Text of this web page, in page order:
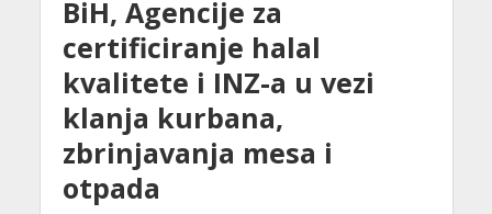
BiH, Agencije za
certificiranje halal
kvalitete i INZ-a u vezi
klanja kurbana,
zbrinjavanja mesa i
otpada